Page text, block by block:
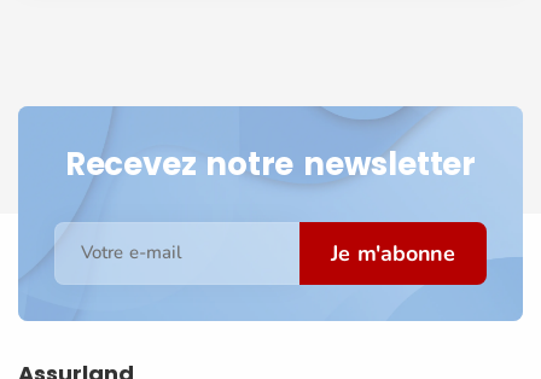
Recevez notre newsletter
Votre e-mail Je m'abonne